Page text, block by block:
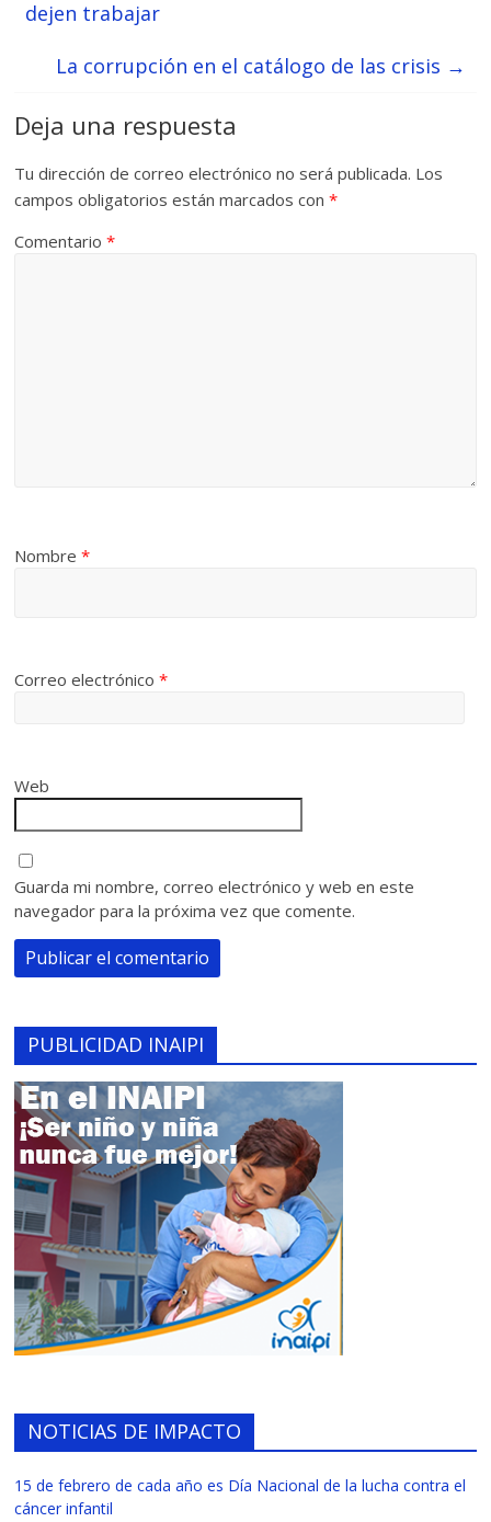
dejen trabajar
La corrupción en el catálogo de las crisis →
Deja una respuesta
Tu dirección de correo electrónico no será publicada. Los
campos obligatorios están marcados con*
Comentario*
Nombre*
Correo electrónico*
Web
Guarda mi nombre, correo electrónico y web en este
navegador para la próxima vez que comente.
PUBLICIDAD INAIPI
NOTICIAS DE IMPACTO
15 de febrero de cada año es Día Nacional de la lucha contra el
cáncer infantil